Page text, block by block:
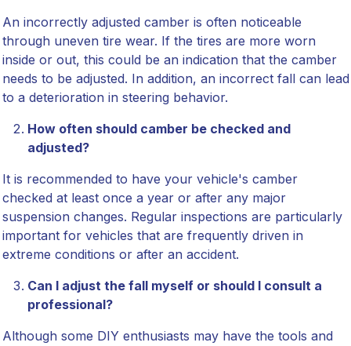
An incorrectly adjusted camber is often noticeable
through uneven tire wear. If the tires are more worn
inside or out, this could be an indication that the camber
needs to be adjusted. In addition, an incorrect fall can lead
to a deterioration in steering behavior.
How often should camber be checked and
adjusted?
It is recommended to have your vehicle's camber
checked at least once a year or after any major
suspension changes. Regular inspections are particularly
important for vehicles that are frequently driven in
extreme conditions or after an accident.
Can I adjust the fall myself or should I consult a
professional?
Although some DIY enthusiasts may have the tools and